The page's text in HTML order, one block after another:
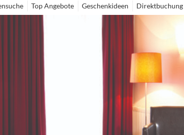
Top Angebote Geschenkideen Direktbuchung